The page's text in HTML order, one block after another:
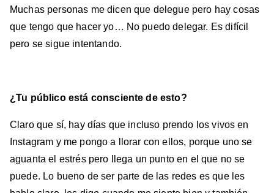
Muchas personas me dicen que delegue pero hay cosas
que tengo que hacer yo… No puedo delegar. Es difícil
pero se sigue intentando.
¿Tu público está consciente de esto?
Claro que sí, hay días que incluso prendo los vivos en
Instagram y me pongo a llorar con ellos, porque uno se
aguanta el estrés pero llega un punto en el que no se
puede. Lo bueno de ser parte de las redes es que les